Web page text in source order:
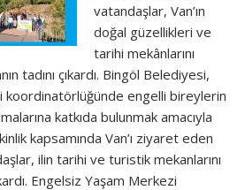
vatandaşlar, Van’ın
doğal güzellikleri ve
tarihi mekânlarını
tadını çıkardı. Bingöl Belediyesi,
koordinatörlüğünde engelli bireylerin
katkıda bulunmak amacıyla
kapsamında Van’ı ziyaret eden
ilin tarihi ve turistik mekanlarını
Engelsiz Yaşam Merkezi